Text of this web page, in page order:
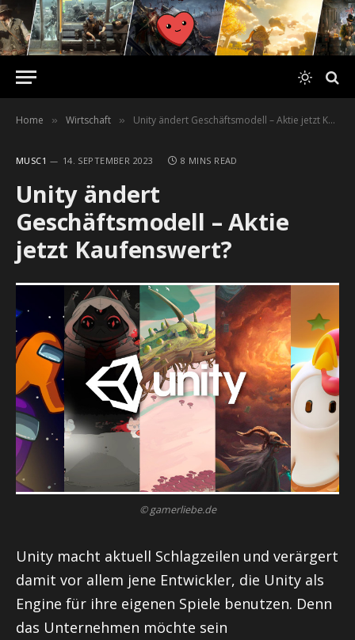
Home » Wirtschaft » Unity ändert Geschäftsmodell – Aktie jetzt Kaufenswert?
MUSC1 14. SEPTEMBER 2023 8 MINS READ
Unity ändert
Geschäftsmodell – Aktie
jetzt Kaufenswert?
© gamerliebe.de
Unity macht aktuell Schlagzeilen und verärgert
damit vor allem jene Entwickler, die Unity als
Engine für ihre eigenen Spiele benutzen. Denn
das Unternehmen möchte sein